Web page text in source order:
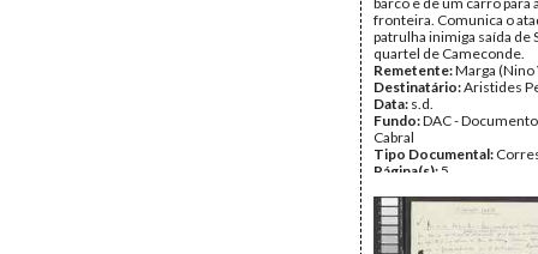
fronteira. Comunica o
patrulha inimiga saída de
quartel de Cameconde.
Remetente:Marga (Nino
Destinatário:Aristides
Data: s.d.
Fundo:DAC -
Cabral
Tipo Documental:
Página(s): 5